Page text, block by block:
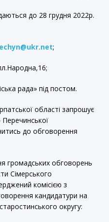
до 28 грудня 2022р.
;
рада» під постом.
області запрошує
Перечинської
до обговорення
громадських обговорень
Сімерського
комісією з
кандидатури на
округу: